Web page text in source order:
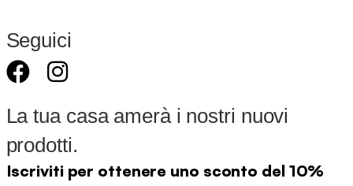
Seguici
La tua casa amerà i nostri nuovi
prodotti.
Iscriviti per ottenere uno sconto del 10%